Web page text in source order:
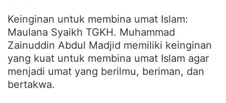
Keinginan untuk membina umat Islam:
Maulana Syaikh TGKH. Muhammad
Zainuddin Abdul Madjid memiliki keinginan
yang kuat untuk membina umat Islam agar
menjadi umat yang berilmu, beriman, dan
bertakwa.